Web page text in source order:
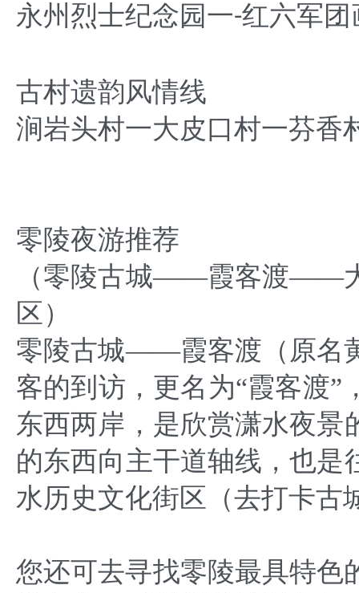
永州烈士纪念园一-红六军团
古村遗韵风情线
涧岩头村一大皮口村一芬香
零陵夜游推荐
（零陵古城——霞客渡——大
区）
零陵古城——霞客渡（原名
客的到访，更名为“霞客渡
东西两岸，是欣赏潇水夜
的东西向主干道轴线，也
水历史文化街区（去打卡古
您还可去寻找零陵最具特色